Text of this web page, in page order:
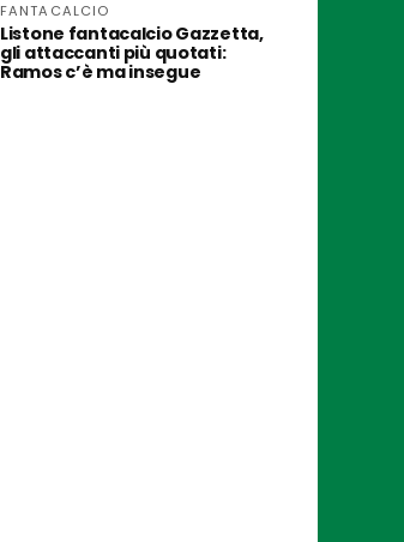
FANTACALCIO
Listone fantacalcio Gazzetta,
gli attaccanti più quotati:
Ramos c’è ma insegue